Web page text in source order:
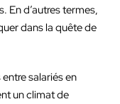
En d’autres termes,
dans la quête de
salariés en
un climat de